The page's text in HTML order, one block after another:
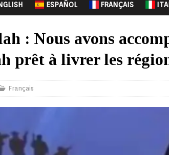
ESPAÑOL FRANÇAIS
: Nous avons
prêt à livrer les
Français